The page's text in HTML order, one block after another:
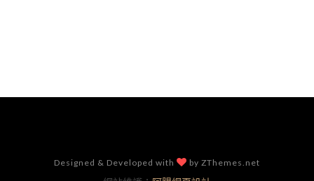
Designed & Developed with by ZThemes.net